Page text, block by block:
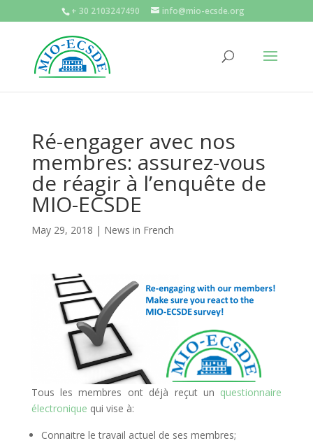
+ 30 2103247490 info@mio-ecsde.org
Ré-engager avec nos
membres: assurez-vous
de réagir à l’enquête de
MIO-ECSDE
May 29, 2018 | News in French
Tous les membres ont déjà reçut un questionnaire
électronique qui vise à:
Connaitre le travail actuel de ses membres;